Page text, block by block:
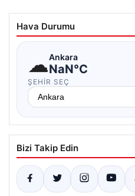
Hava Durumu
☁Ankara
NaN°C
ŞEHIR SEÇ
Bizi Takip Edin